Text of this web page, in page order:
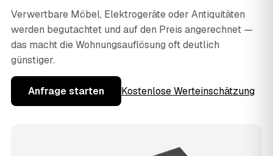
Verwertbare Möbel, Elektrogeräte oder Antiquitäten
werden begutachtet und auf den Preis angerechnet —
das macht die Wohnungsauflösung oft deutlich
günstiger.
Anfrage starten Kostenlose Werteinschätzung